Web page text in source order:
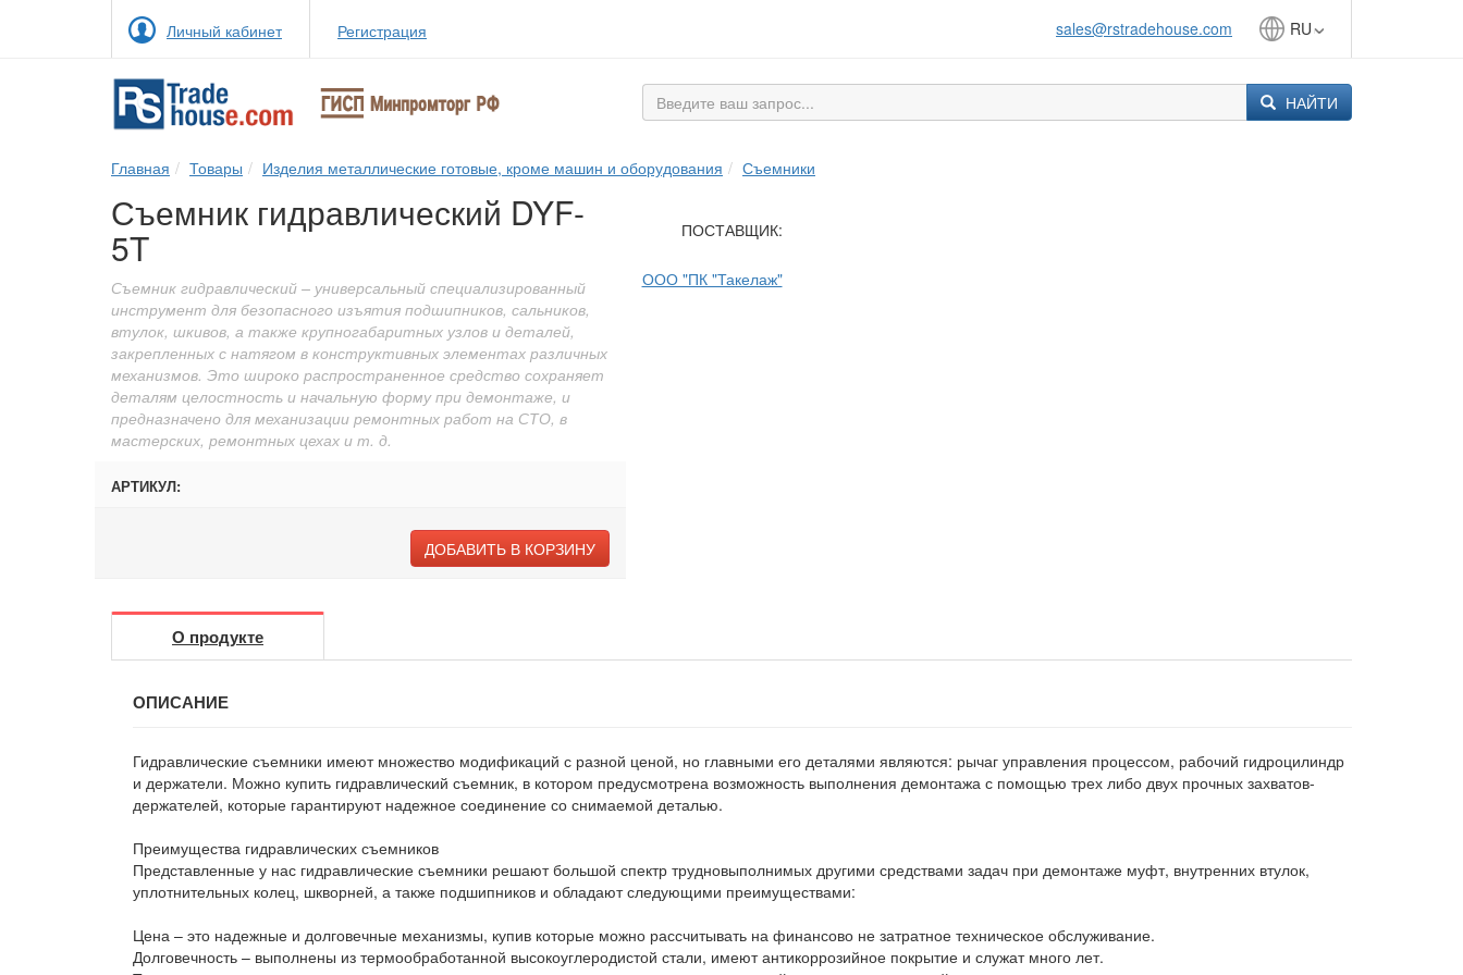
Личный кабинет Регистрация sales@rstradehouse.com RU
НАЙТИ
Главная Товары Изделия металлические готовые, кроме машин и оборудования Съемники
Съемник гидравлический DYF-
5T
Съемник гидравлический – универсальный специализированный
инструмент для безопасного изъятия подшипников, сальников,
втулок, шкивов, а также крупногабаритных узлов и деталей,
закрепленных с натягом в конструктивных элементах различных
механизмов. Это широко распространенное средство сохраняет
деталям целостность и начальную форму при демонтаже, и
предназначено для механизации ремонтных работ на СТО, в
мастерских, ремонтных цехах и т. д.
АРТИКУЛ:
ДОБАВИТЬ В КОРЗИНУ
ПОСТАВЩИК:
ООО "ПК "Такелаж"
О продукте
ОПИСАНИЕ
Гидравлические съемники имеют множество модификаций с разной ценой, но главными его деталями являются: рычаг управления процессом, рабочий гидроцилиндр
и держатели. Можно купить гидравлический съемник, в котором предусмотрена возможность выполнения демонтажа с помощью трех либо двух прочных захватов-
держателей, которые гарантируют надежное соединение со снимаемой деталью.
Преимущества гидравлических съемников
Представленные у нас гидравлические съемники решают большой спектр трудновыполнимых другими средствами задач при демонтаже муфт, внутренних втулок,
уплотнительных колец, шкворней, а также подшипников и обладают следующими преимуществами:
Цена – это надежные и долговечные механизмы, купив которые можно рассчитывать на финансово не затратное техническое обслуживание.
Долговечность – выполнены из термообработанной высокоуглеродистой стали, имеют антикоррозийное покрытие и служат много лет.